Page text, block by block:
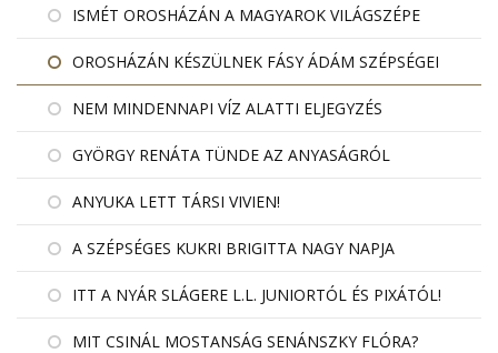
ISMÉT OROSHÁZÁN A MAGYAROK VILÁGSZÉPE
OROSHÁZÁN KÉSZÜLNEK FÁSY ÁDÁM SZÉPSÉGEI
NEM MINDENNAPI VÍZ ALATTI ELJEGYZÉS
GYÖRGY RENÁTA TÜNDE AZ ANYASÁGRÓL
ANYUKA LETT TÁRSI VIVIEN!
A SZÉPSÉGES KUKRI BRIGITTA NAGY NAPJA
ITT A NYÁR SLÁGERE L.L. JUNIORTÓL ÉS PIXÁTÓL!
MIT CSINÁL MOSTANSÁG SENÁNSZKY FLÓRA?